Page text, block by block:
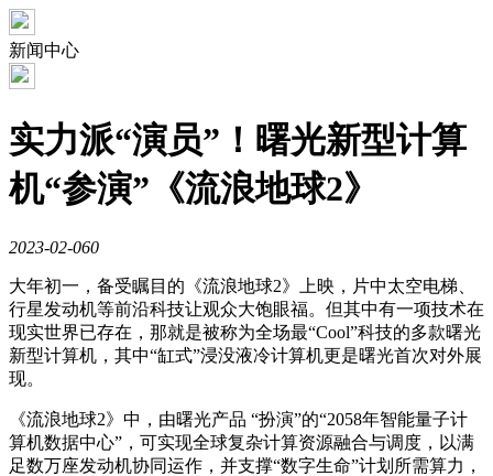
新闻中心
实力派“演员”！曙光新型计算
机“参演”《流浪地球2》
2023-02-060
大年初一，备受瞩目的《流浪地球2》上映，片中太空电梯、
行星发动机等前沿科技让观众大饱眼福。但其中有一项技术在
现实世界已存在，那就是被称为全场最“Cool”科技的多款曙光
新型计算机，其中“缸式”浸没液冷计算机更是曙光首次对外展
现。
《流浪地球2》中，由曙光产品 “扮演”的“2058年智能量子计
算机数据中心”，可实现全球复杂计算资源融合与调度，以满
足数万座发动机协同运作，并支撑“数字生命”计划所需算力，